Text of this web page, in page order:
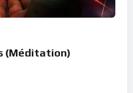
(Méditation)